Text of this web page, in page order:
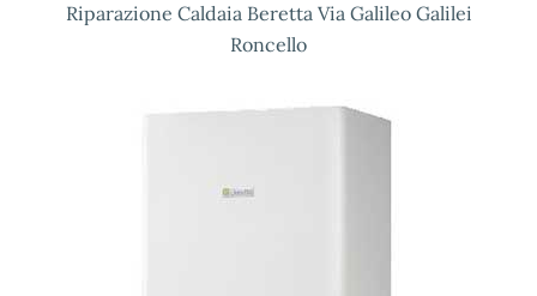
Riparazione Caldaia Beretta Via Galileo Galilei
Roncello